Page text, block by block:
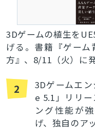
3Dゲームの植生を
げる。書籍『ゲーム
方』、8/11（火）に
2
3Dゲームエ
e 5.1」リリ
ング性能が
げ、独自のア